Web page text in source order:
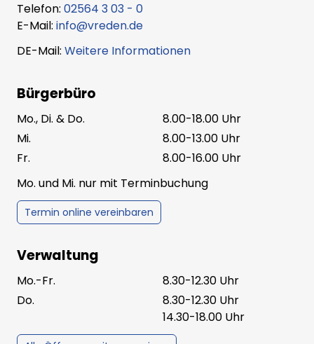
Telefon: 02564 3 03 - 0
E-Mail: info@vreden.de
DE-Mail: Weitere Informationen
Bürgerbüro
Mo., Di. & Do.
8.00-18.00 Uhr
Mi.
8.00-13.00 Uhr
Fr.
8.00-16.00 Uhr
Mo. und Mi. nur mit Terminbuchung
Termin online vereinbaren
Verwaltung
Mo.-Fr.
8.30-12.30 Uhr
Do.
8.30-12.30 Uhr
14.30-18.00 Uhr